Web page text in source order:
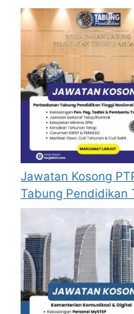
Jawatan Kosong
Tabung Pendidikan